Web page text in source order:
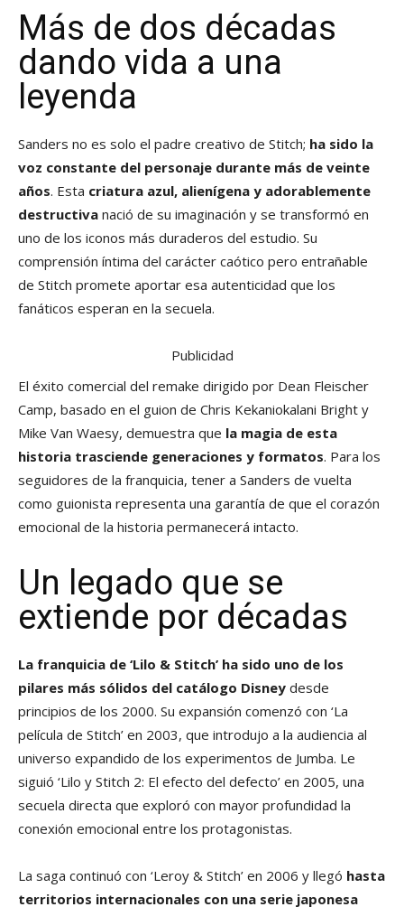
Más de dos décadas
dando vida a una
leyenda
Sanders no es solo el padre creativo de Stitch; ha sido la
voz constante del personaje durante más de veinte
años. Esta criatura azul, alienígena y adorablemente
destructiva nació de su imaginación y se transformó en
uno de los iconos más duraderos del estudio. Su
comprensión íntima del carácter caótico pero entrañable
de Stitch promete aportar esa autenticidad que los
fanáticos esperan en la secuela.
Publicidad
El éxito comercial del remake dirigido por Dean Fleischer
Camp, basado en el guion de Chris Kekaniokalani Bright y
Mike Van Waesy, demuestra que la magia de esta
historia trasciende generaciones y formatos. Para los
seguidores de la franquicia, tener a Sanders de vuelta
como guionista representa una garantía de que el corazón
emocional de la historia permanecerá intacto.
Un legado que se
extiende por décadas
La franquicia de ‘Lilo & Stitch’ ha sido uno de los
pilares más sólidos del catálogo Disney desde
principios de los 2000. Su expansión comenzó con ‘La
película de Stitch’ en 2003, que introdujo a la audiencia al
universo expandido de los experimentos de Jumba. Le
siguió ‘Lilo y Stitch 2: El efecto del defecto’ en 2005, una
secuela directa que exploró con mayor profundidad la
conexión emocional entre los protagonistas.
La saga continuó con ‘Leroy & Stitch’ en 2006 y llegó hasta
territorios internacionales con una serie japonesa